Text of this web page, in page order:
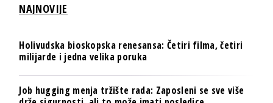
NAJNOVIJE
Holivudska bioskopska renesansa: Četiri filma, četiri
milijarde i jedna velika poruka
Job hugging menja tržište rada: Zaposleni se sve više